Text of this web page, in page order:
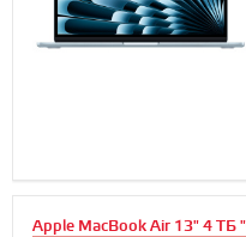
Apple MacBook Air 13" 4 ТБ